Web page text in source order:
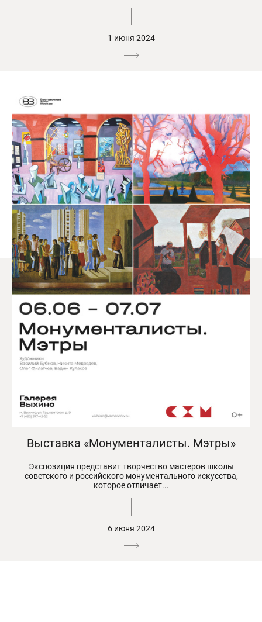
1 июня 2024
Выставка «Монументалисты. Мэтры»
Экспозиция представит творчество мастеров школы
советского и российского монументального искусства,
которое отличает...
6 июня 2024